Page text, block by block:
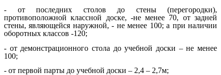
- от последних столов до стены (перегородки),
противоположной классной доске, -не менее 70, от задней
стены, являющейся наружной, - не менее 100; а при наличии
оборотных классов -120;
- от демонстрационного стола до учебной доски – не менее
100;
- от первой парты до учебной доски – 2,4 – 2,7м;